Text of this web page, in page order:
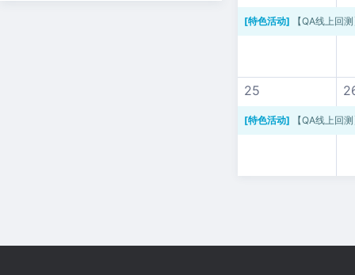
[特色活动] 【QA线上回
25
[特色活动] 【QA线上回